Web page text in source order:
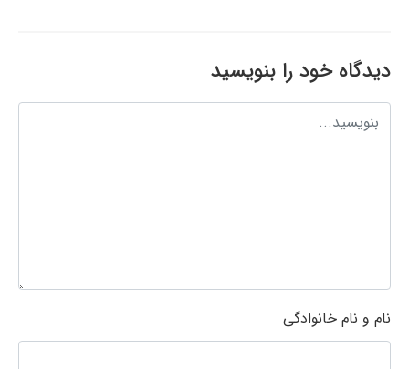
دیدگاه خود را بنویسید
نام و نام خانوادگی